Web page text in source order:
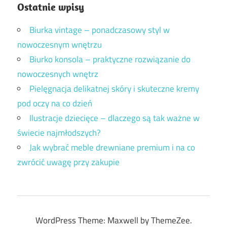
Ostatnie wpisy
Biurka vintage – ponadczasowy styl w
nowoczesnym wnętrzu
Biurko konsola – praktyczne rozwiązanie do
nowoczesnych wnętrz
Pielęgnacja delikatnej skóry i skuteczne kremy
pod oczy na co dzień
Ilustracje dziecięce – dlaczego są tak ważne w
świecie najmłodszych?
Jak wybrać meble drewniane premium i na co
zwrócić uwagę przy zakupie
WordPress Theme: Maxwell by ThemeZee.